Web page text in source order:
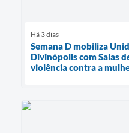
Há 3 dias
Semana D mobiliza
Divinópolis com Salas
violência contra a